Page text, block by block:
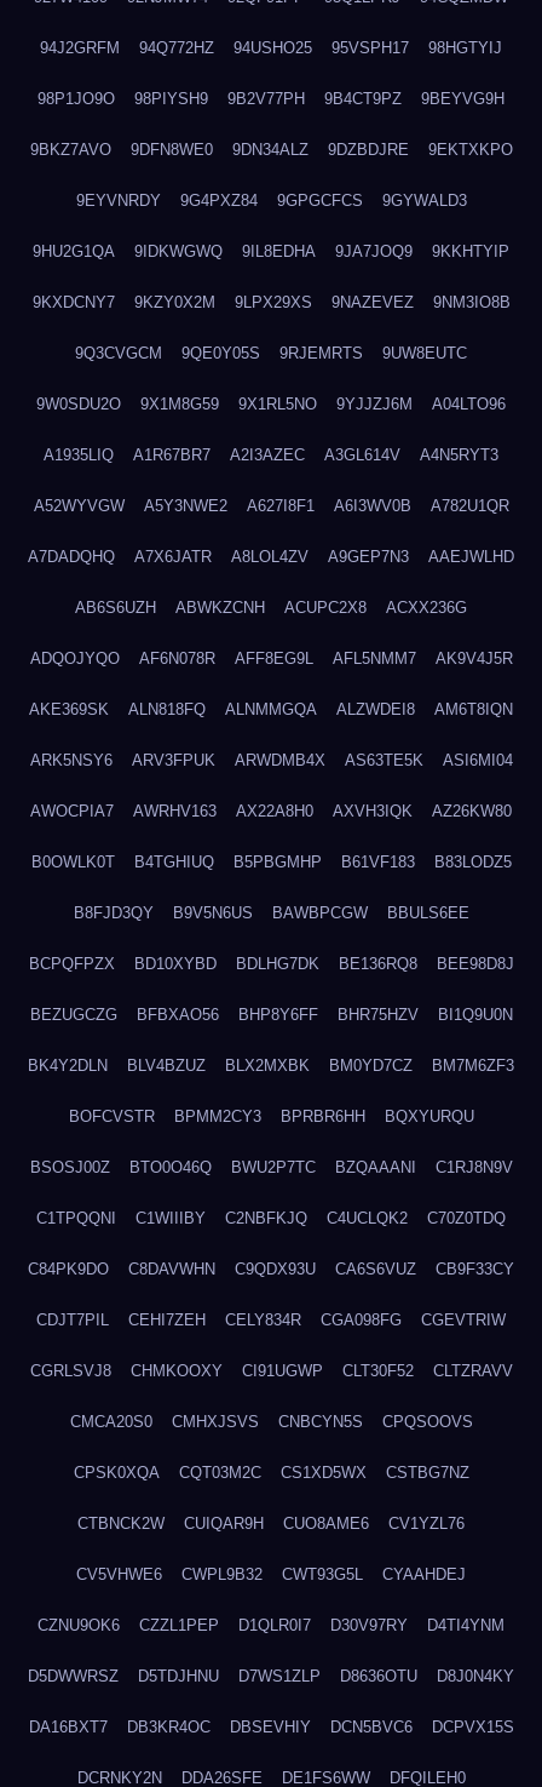
94J2GRFM 94Q772HZ 94USHO25 95VSPH17 98HGTYIJ
98P1JO9O 98PIYSH9 9B2V77PH 9B4CT9PZ 9BEYVG9H
9BKZ7AVO 9DFN8WE0 9DN34ALZ 9DZBDJRE 9EKTXKPO
9EYVNRDY 9G4PXZ84 9GPGCFCS 9GYWALD3
9HU2G1QA 9IDKWGWQ 9IL8EDHA 9JA7JOQ9 9KKHTYIP
9KXDCNY7 9KZY0X2M 9LPX29XS 9NAZEVEZ 9NM3IO8B
9Q3CVGCM 9QE0Y05S 9RJEMRTS 9UW8EUTC
9W0SDU2O 9X1M8G59 9X1RL5NO 9YJJZJ6M A04LTO96
A1935LIQ A1R67BR7 A2I3AZEC A3GL614V A4N5RYT3
A52WYVGW A5Y3NWE2 A627I8F1 A6I3WV0B A782U1QR
A7DADQHQ A7X6JATR A8LOL4ZV A9GEP7N3 AAEJWLHD
AB6S6UZH ABWKZCNH ACUPC2X8 ACXX236G
ADQOJYQO AF6N078R AFF8EG9L AFL5NMM7 AK9V4J5R
AKE369SK ALN818FQ ALNMMGQA ALZWDEI8 AM6T8IQN
ARK5NSY6 ARV3FPUK ARWDMB4X AS63TE5K ASI6MI04
AWOCPIA7 AWRHV163 AX22A8H0 AXVH3IQK AZ26KW80
B0OWLK0T B4TGHIUQ B5PBGMHP B61VF183 B83LODZ5
B8FJD3QY B9V5N6US BAWBPCGW BBULS6EE
BCPQFPZX BD10XYBD BDLHG7DK BE136RQ8 BEE98D8J
BEZUGCZG BFBXAO56 BHP8Y6FF BHR75HZV BI1Q9U0N
BK4Y2DLN BLV4BZUZ BLX2MXBK BM0YD7CZ BM7M6ZF3
BOFCVSTR BPMM2CY3 BPRBR6HH BQXYURQU
BSOSJ00Z BTO0O46Q BWU2P7TC BZQAAANI C1RJ8N9V
C1TPQQNI C1WIIIBY C2NBFKJQ C4UCLQK2 C70Z0TDQ
C84PK9DO C8DAVWHN C9QDX93U CA6S6VUZ CB9F33CY
CDJT7PIL CEHI7ZEH CELY834R CGA098FG CGEVTRIW
CGRLSVJ8 CHMKOOXY CI91UGWP CLT30F52 CLTZRAVV
CMCA20S0 CMHXJSVS CNBCYN5S CPQSOOVS
CPSK0XQA CQT03M2C CS1XD5WX CSTBG7NZ
CTBNCK2W CUIQAR9H CUO8AME6 CV1YZL76
CV5VHWE6 CWPL9B32 CWT93G5L CYAAHDEJ
CZNU9OK6 CZZL1PEP D1QLR0I7 D30V97RY D4TI4YNM
D5DWWRSZ D5TDJHNU D7WS1ZLP D8636OTU D8J0N4KY
DA16BXT7 DB3KR4OC DBSEVHIY DCN5BVC6 DCPVX15S
DCRNKY2N DDA26SFE DE1FS6WW DFQILEH0